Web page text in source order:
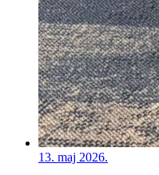
13. maj 2026.